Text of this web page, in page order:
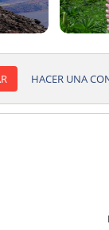
HACER UNA